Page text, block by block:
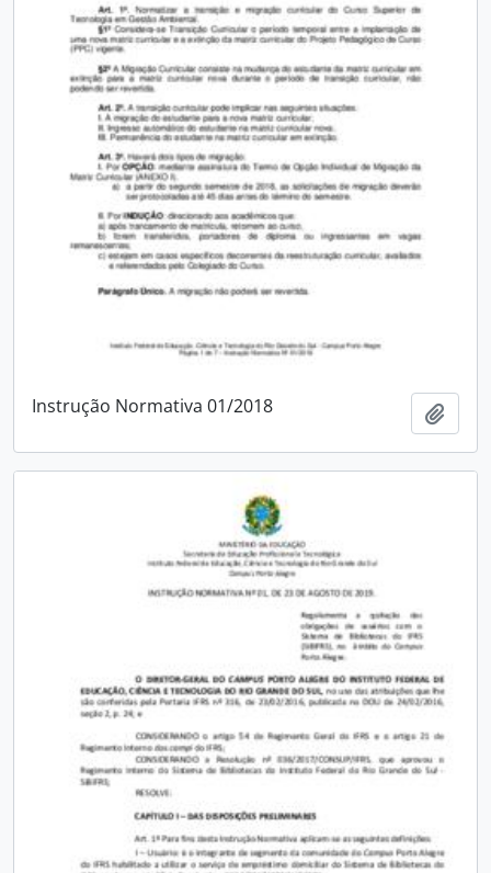
Instrução Normativa 01/2018